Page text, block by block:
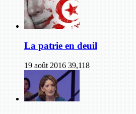
La patrie en deuil
19 août 2016 39,118